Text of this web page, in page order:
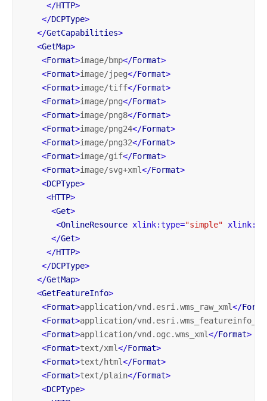
</HTTP>
</DCPType>
</GetCapabilities>
<GetMap>
<Format>image/bmp</Format>
<Format>image/jpeg</Format>
<Format>image/tiff</Format>
<Format>image/png</Format>
<Format>image/png8</Format>
<Format>image/png24</Format>
<Format>image/png32</Format>
<Format>image/gif</Format>
<Format>image/svg+xml</Format>
<DCPType>
<HTTP>
<Get>
<OnlineResource xlink:type="simple"
</Get>
</HTTP>
</DCPType>
</GetMap>
<GetFeatureInfo>
<Format>application/vnd.esri.wms_raw_xml</
<Format>application/
<Format>application/vnd.ogc.wms_xml</Format>
<Format>text/xml</Format>
<Format>text/html</Format>
<Format>text/plain</Format>
<DCPType>